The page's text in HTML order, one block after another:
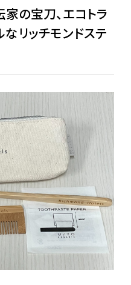
の宝刀、エコトラ
リッチモンドステ